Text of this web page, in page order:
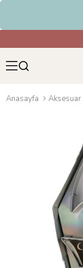
Anasayfa Aksesuar